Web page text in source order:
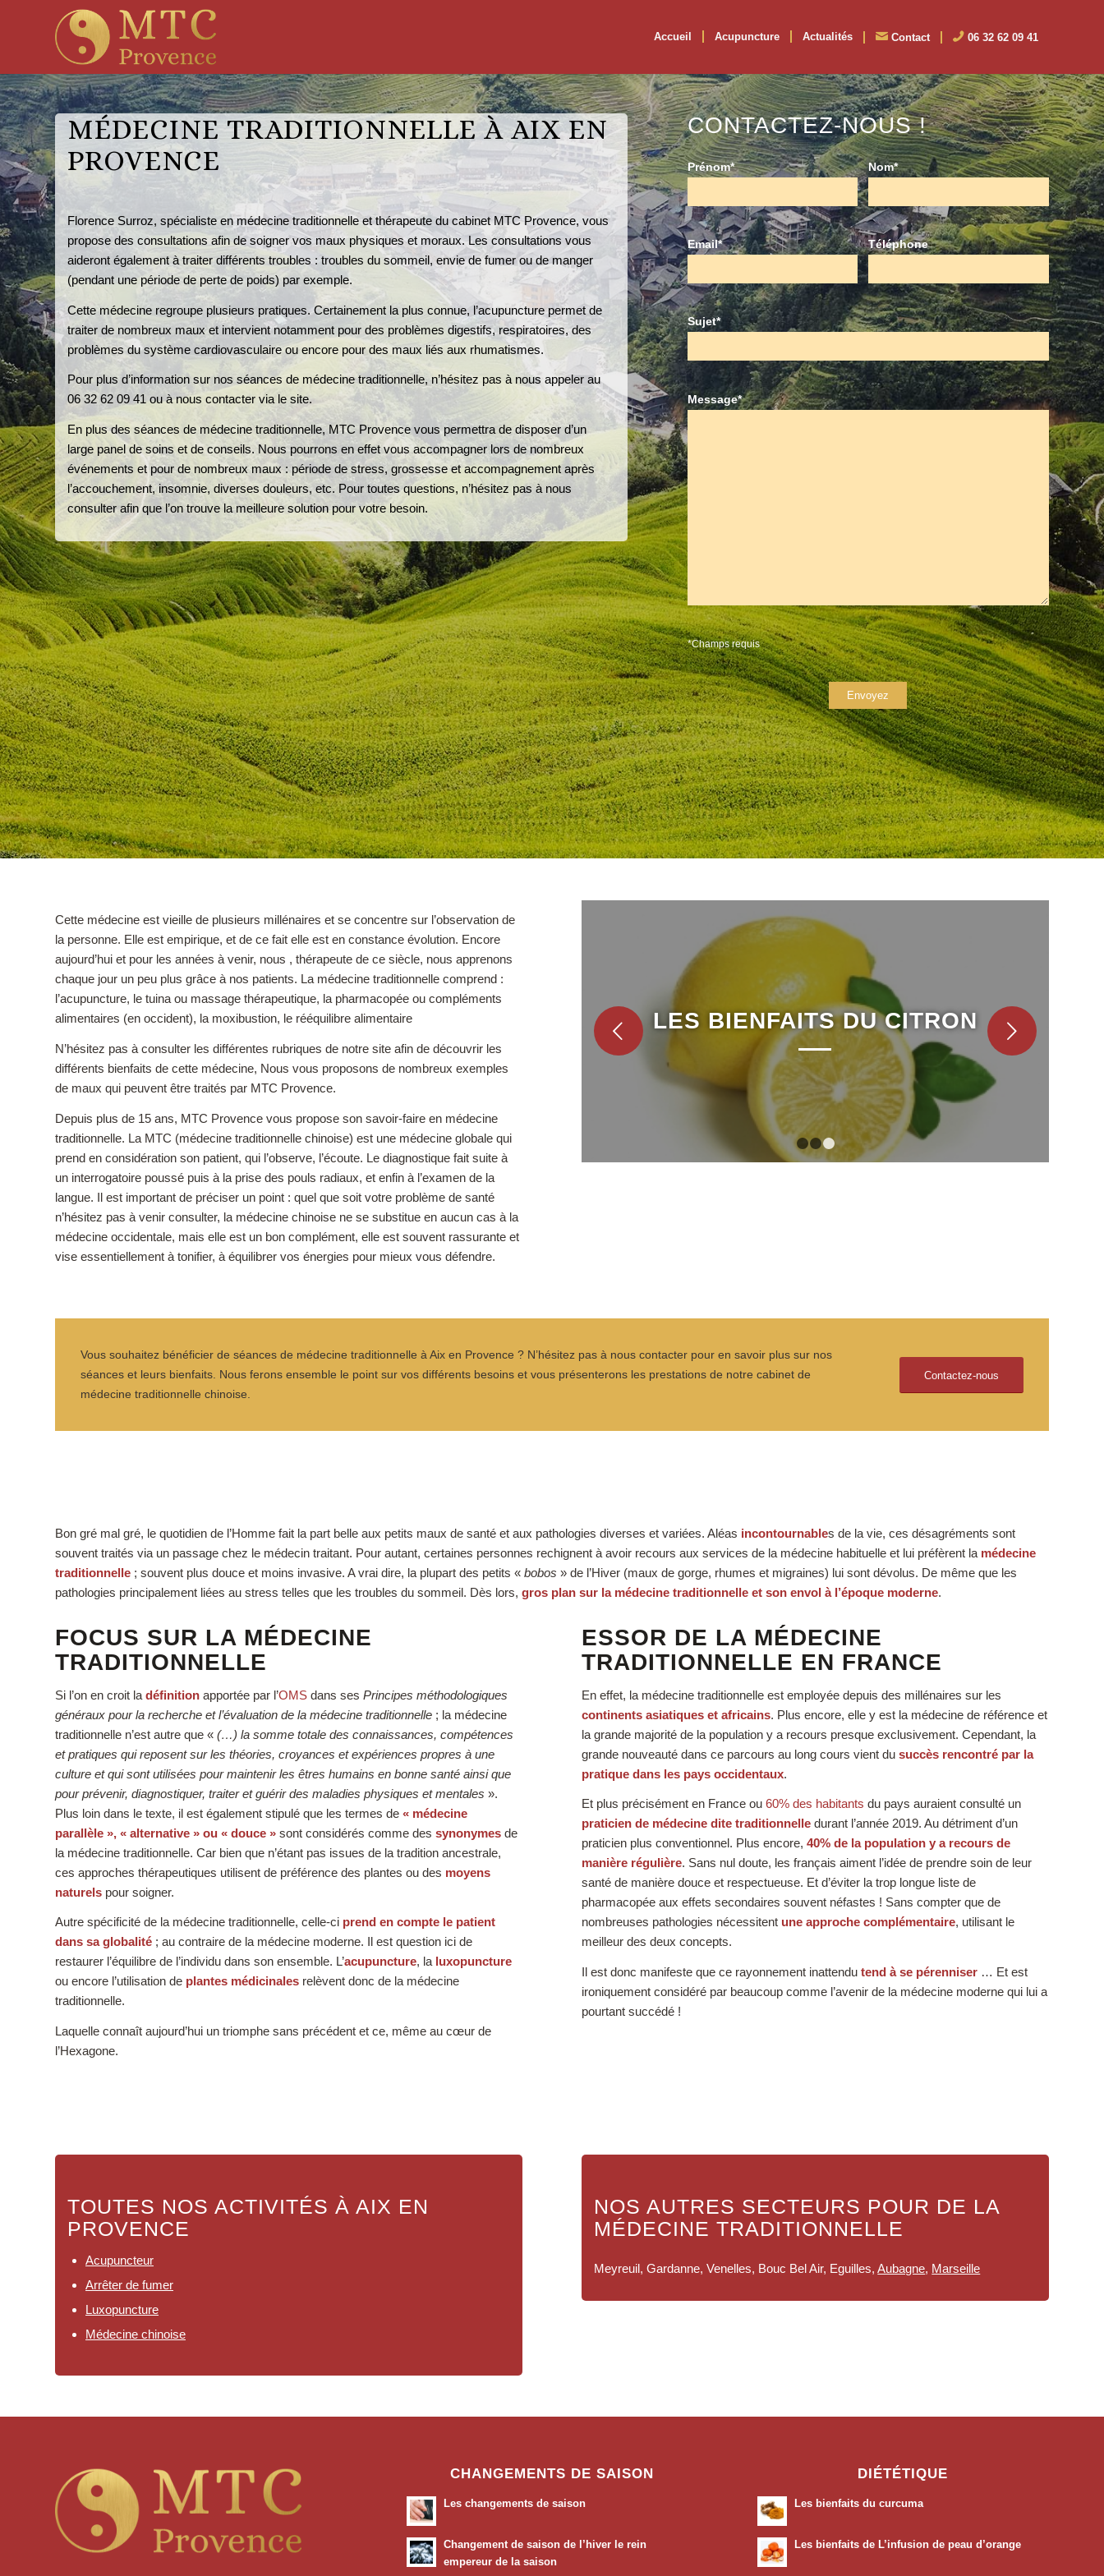
Accueil Acupuncture Actualités Contact 06 32 62 09 41
MÉDECINE TRADITIONNELLE À AIX EN
PROVENCE
Florence Surroz, spécialiste en médecine traditionnelle et thérapeute du cabinet MTC Provence, vous
propose des consultations afin de soigner vos maux physiques et moraux. Les consultations vous
aideront également à traiter différents troubles : troubles du sommeil, envie de fumer ou de manger
(pendant une période de perte de poids) par exemple.
Cette médecine regroupe plusieurs pratiques. Certainement la plus connue, l’acupuncture permet de
traiter de nombreux maux et intervient notamment pour des problèmes digestifs, respiratoires, des
problèmes du système cardiovasculaire ou encore pour des maux liés aux rhumatismes.
Pour plus d’information sur nos séances de médecine traditionnelle, n’hésitez pas à nous appeler au
06 32 62 09 41 ou à nous contacter via le site.
En plus des séances de médecine traditionnelle, MTC Provence vous permettra de disposer d’un
large panel de soins et de conseils. Nous pourrons en effet vous accompagner lors de nombreux
événements et pour de nombreux maux : période de stress, grossesse et accompagnement après
l’accouchement, insomnie, diverses douleurs, etc. Pour toutes questions, n’hésitez pas à nous
consulter afin que l’on trouve la meilleure solution pour votre besoin.
CONTACTEZ-NOUS !
Prénom* Nom*
Email* Téléphone
Sujet*
Message*
*Champs requis
Cette médecine est vieille de plusieurs millénaires et se concentre sur l’observation de
la personne. Elle est empirique, et de ce fait elle est en constance évolution. Encore
aujourd’hui et pour les années à venir, nous , thérapeute de ce siècle, nous apprenons
chaque jour un peu plus grâce à nos patients. La médecine traditionnelle comprend :
l’acupuncture, le tuina ou massage thérapeutique, la pharmacopée ou compléments
alimentaires (en occident), la moxibustion, le rééquilibre alimentaire
N’hésitez pas à consulter les différentes rubriques de notre site afin de découvrir les
différents bienfaits de cette médecine, Nous vous proposons de nombreux exemples
de maux qui peuvent être traités par MTC Provence.
Depuis plus de 15 ans, MTC Provence vous propose son savoir-faire en médecine
traditionnelle. La MTC (médecine traditionnelle chinoise) est une médecine globale qui
prend en considération son patient, qui l’observe, l’écoute. Le diagnostique fait suite à
un interrogatoire poussé puis à la prise des pouls radiaux, et enfin à l’examen de la
langue. Il est important de préciser un point : quel que soit votre problème de santé
n’hésitez pas à venir consulter, la médecine chinoise ne se substitue en aucun cas à la
médecine occidentale, mais elle est un bon complément, elle est souvent rassurante et
vise essentiellement à tonifier, à équilibrer vos énergies pour mieux vous défendre.
LES CHANGEMENTS DE
SAISON
LES BIENFAITS DU CITRON
Suivant
1
Vous souhaitez bénéficier de séances de médecine traditionnelle à Aix en Provence ? N’hésitez pas à nous contacter pour en savoir plus sur nos
séances et leurs bienfaits. Nous ferons ensemble le point sur vos différents besoins et vous présenterons les prestations de notre cabinet de
médecine traditionnelle chinoise.
Contactez-nous
Bon gré mal gré, le quotidien de l’Homme fait la part belle aux petits maux de santé et aux pathologies diverses et variées. Aléas incontournables de la vie, ces désagréments sont
souvent traités via un passage chez le médecin traitant. Pour autant, certaines personnes rechignent à avoir recours aux services de la médecine habituelle et lui préfèrent la médecine
traditionnelle ; souvent plus douce et moins invasive. A vrai dire, la plupart des petits « bobos » de l’Hiver (maux de gorge, rhumes et migraines) lui sont dévolus. De même que les
pathologies principalement liées au stress telles que les troubles du sommeil. Dès lors, gros plan sur la médecine traditionnelle et son envol à l’époque moderne.
FOCUS SUR LA MÉDECINE
TRADITIONNELLE
Si l’on en croit la définition apportée par l’OMS dans ses Principes méthodologiques
généraux pour la recherche et l’évaluation de la médecine traditionnelle ; la médecine
traditionnelle n’est autre que « (…) la somme totale des connaissances, compétences
et pratiques qui reposent sur les théories, croyances et expériences propres à une
culture et qui sont utilisées pour maintenir les êtres humains en bonne santé ainsi que
pour prévenir, diagnostiquer, traiter et guérir des maladies physiques et mentales ».
Plus loin dans le texte, il est également stipulé que les termes de « médecine
parallèle », « alternative » ou « douce » sont considérés comme des synonymes de
la médecine traditionnelle. Car bien que n’étant pas issues de la tradition ancestrale,
ces approches thérapeutiques utilisent de préférence des plantes ou des moyens
naturels pour soigner.
Autre spécificité de la médecine traditionnelle, celle-ci prend en compte le patient
dans sa globalité ; au contraire de la médecine moderne. Il est question ici de
restaurer l’équilibre de l’individu dans son ensemble. L’acupuncture, la luxopuncture
ou encore l’utilisation de plantes médicinales relèvent donc de la médecine
traditionnelle.
Laquelle connaît aujourd’hui un triomphe sans précédent et ce, même au cœur de
l’Hexagone.
ESSOR DE LA MÉDECINE
TRADITIONNELLE EN FRANCE
En effet, la médecine traditionnelle est employée depuis des millénaires sur les
continents asiatiques et africains. Plus encore, elle y est la médecine de référence et
la grande majorité de la population y a recours presque exclusivement. Cependant, la
grande nouveauté dans ce parcours au long cours vient dusuccès rencontré par la
pratique dans les pays occidentaux.
Et plus précisément en France ou60% des habitants du pays auraient consulté un
praticien de médecine dite traditionnelle durant l’année 2019. Au détriment d’un
praticien plus conventionnel. Plus encore, 40% de la population y a recours de
manière régulière. Sans nul doute, les français aiment l’idée de prendre soin de leur
santé de manière douce et respectueuse. Et d’éviter la trop longue liste de
pharmacopée aux effets secondaires souvent néfastes ! Sans compter que de
nombreuses pathologies nécessitent une approche complémentaire, utilisant le
meilleur des deux concepts.
Il est donc manifeste que ce rayonnement inattendu tend à se pérenniser … Et est
ironiquement considéré par beaucoup comme l’avenir de la médecine moderne qui lui a
pourtant succédé !
TOUTES NOS ACTIVITÉS À AIX EN
PROVENCE
Acupuncteur
Arrêter de fumer
Luxopuncture
Médecine chinoise
NOS AUTRES SECTEURS POUR DE LA
MÉDECINE TRADITIONNELLE
Meyreuil, Gardanne, Venelles, Bouc Bel Air, Eguilles,Aubagne, Marseille
CHANGEMENTS DE SAISON
Les changements de saison
Changement de saison de l’hiver le rein
empereur de la saison
DIÉTÉTIQUE
Les bienfaits du curcuma
Les bienfaits de L’infusion de peau d’orange